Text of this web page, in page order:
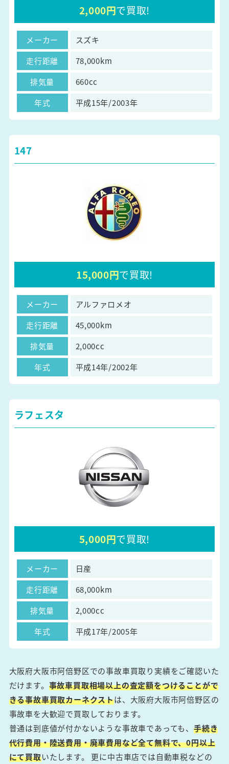
2,000円で買取!
メーカー
スズキ
走行距離
78,000km
排気量
660cc
年式
平成15年/2003年
147
15,000円で買取!
メーカー
アルファロメオ
走行距離
45,000km
排気量
2,000cc
年式
平成14年/2002年
ラフェスタ
5,000円で買取!
メーカー
日産
走行距離
68,000km
排気量
2,000cc
年式
平成17年/2005年
大阪府大阪市阿倍野区での事故車買取り実績をご確認いた
だけます。 事故車買取相場以上の査定額をつけることがで
きる事故車買取カーネクストは、大阪府大阪市阿倍野区の
事故車を大歓迎で買取しております。
普通は到底値が付かないような事故車であっても、手続き
代行費用・陸送費用・廃車費用など全て無料で、0円以上
にて買取いたします。 更に中古車店では自動車税などの